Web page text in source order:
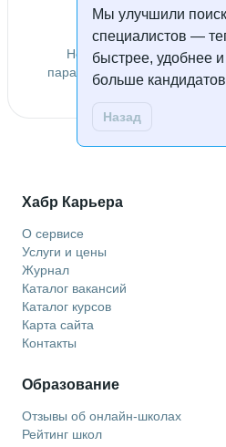
Мы улучшили поиск
специалистов —
быстрее, удобнее
больше
Назад
Специалисты
Не удалось найти
параметрам. Попробуйте
Хабр Карьера
О сервисе
Услуги и цены
Журнал
Каталог вакансий
Каталог курсов
Карта сайта
Контакты
Образование
Отзывы об онлайн-школах
Рейтинг школ